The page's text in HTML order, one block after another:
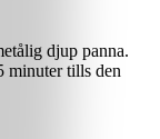
djup panna.
minuter tills den